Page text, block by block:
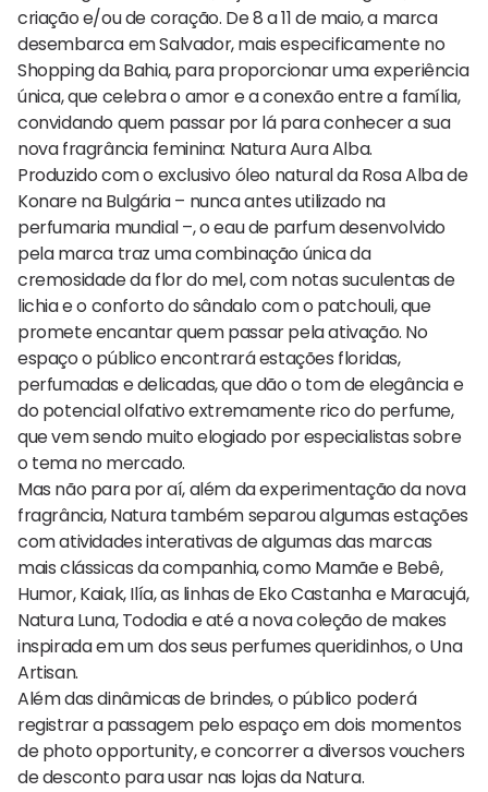
criação e/ou de coração. De 8 a 11 de maio, a marca
desembarca em Salvador, mais especificamente no
Shopping da Bahia, para proporcionar uma experiência
única, que celebra o amor e a conexão entre a família,
convidando quem passar por lá para conhecer a sua
nova fragrância feminina: Natura Aura Alba.
Produzido com o exclusivo óleo natural da Rosa Alba de
Konare na Bulgária – nunca antes utilizado na
perfumaria mundial –, o eau de parfum desenvolvido
pela marca traz uma combinação única da
cremosidade da flor do mel, com notas suculentas de
lichia e o conforto do sândalo com o patchouli, que
promete encantar quem passar pela ativação. No
espaço o público encontrará estações floridas,
perfumadas e delicadas, que dão o tom de elegância e
do potencial olfativo extremamente rico do perfume,
que vem sendo muito elogiado por especialistas sobre
o tema no mercado.
Mas não para por aí, além da experimentação da nova
fragrância, Natura também separou algumas estações
com atividades interativas de algumas das marcas
mais clássicas da companhia, como Mamãe e Bebê,
Humor, Kaiak, Ilía, as linhas de Eko Castanha e Maracujá,
Natura Luna, Tododia e até a nova coleção de makes
inspirada em um dos seus perfumes queridinhos, o Una
Artisan.
Além das dinâmicas de brindes, o público poderá
registrar a passagem pelo espaço em dois momentos
de photo opportunity, e concorrer a diversos vouchers
de desconto para usar nas lojas da Natura.